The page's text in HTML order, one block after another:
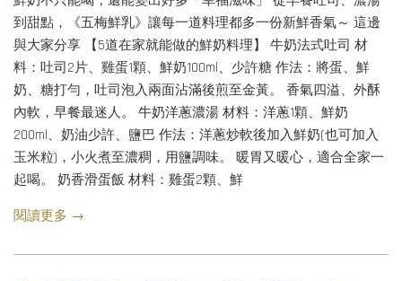
到甜點，《五梅鮮乳》讓每一道料理都多一份新鮮香氣～ 這邊
與大家分享 【5道在家就能做的鮮奶料理】 牛奶法式吐司 材
料：吐司2片、雞蛋1顆、鮮奶100ml、少許糖 作法：將蛋、鮮
奶、糖打勻，吐司泡入兩面沾滿後煎至金黃。 香氣四溢、外酥
內軟，早餐最迷人。 牛奶洋蔥濃湯 材料：洋蔥1顆、鮮奶
200ml、奶油少許、鹽巴 作法：洋蔥炒軟後加入鮮奶(也可加入
玉米粒)，小火煮至濃稠，用鹽調味。 暖胃又暖心，適合全家一
起喝。 奶香滑蛋飯 材料：雞蛋2顆、鮮
閱讀更多 →